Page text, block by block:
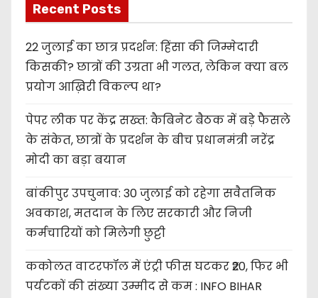
Recent Posts
22 जुलाई का छात्र प्रदर्शन: हिंसा की जिम्मेदारी
किसकी? छात्रों की उग्रता भी गलत, लेकिन क्या बल
प्रयोग आख़िरी विकल्प था?
पेपर लीक पर केंद्र सख्त: कैबिनेट बैठक में बड़े फैसले
के संकेत, छात्रों के प्रदर्शन के बीच प्रधानमंत्री नरेंद्र
मोदी का बड़ा बयान
बांकीपुर उपचुनाव: 30 जुलाई को रहेगा सवैतनिक
अवकाश, मतदान के लिए सरकारी और निजी
कर्मचारियों को मिलेगी छुट्टी
ककोलत वाटरफॉल में एंट्री फीस घटकर ₹20, फिर भी
पर्यटकों की संख्या उम्मीद से कम : INFO BIHAR